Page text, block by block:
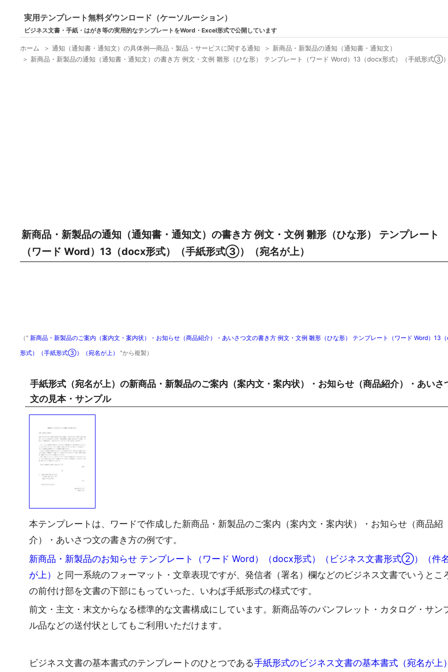
実用テンプレート無料ダウンロード（ケーソルーション）
ビジネス文書・手紙・はがき等の実用的なテンプレートをWord・Excel形式で公開しています
ホーム ＞通知（通知書・通知文）の具体例―商品・製品・サービスに関する通知 ＞ 新商品・新製品の通知（通知書・通知文）
＞ 新商品・新製品の通知（通知書・通知文）の書き方 例文・文例 雛形（ひな形） テンプレート（ワード Word）13（docx形式）（手紙形式③）
新商品・新製品の通知（通知書・通知文）の書き方 例文・文例 雛形（ひな形） テンプレート
（ワード Word）13（docx形式）（手紙形式③）（宛名が上）
（" 新商品・新製品のご案内（案内文・案内状）・お知らせ（商品紹介）・あいさつ文の書き方 例文・文例 雛形（ひな形） テンプレート（ワード Word）13
形式）（手紙形式③）（宛名が上）"から複製）
手紙形式（宛名が上）の新商品・新製品のご案内（案内文・案内状）・お知らせ（商品紹介）・あいさ
文の見本・サンプル
本テンプレートは、ワードで作成した新商品・新製品のご案内（案内文・案内状）・お知らせ（商品紹
介）・あいさつ文の書き方の例です。
新商品・新製品のお知らせ テンプレート（ワード Word）（docx形式）（ビジネス文書形式②）（件名
が上）
と同一系統のフォーマット・文章表現ですが、発信者（署名）欄などのビジネス文書でいうとこ
の前付け部を文書の下部にもっていった、いわば手紙形式の様式です。
前文・主文・末文からなる標準的な文書構成にしています。新商品等のパンフレット・カタログ・サン
ル品などの送付状としてもご利用いただけます。
ビジネス文書の基本書式のテンプレートのひとつである手紙形式のビジネス文書の基本書式（宛名が上）